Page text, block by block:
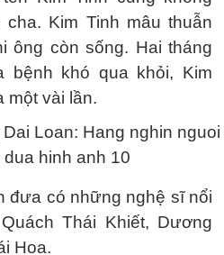
Kim Tinh mâu thuẫn
ông còn sống. Hai tháng
bệnh khó qua khỏi, Kim
một vài lần.
đưa có những nghệ sĩ nổi
Thái Khiết, Dương
Hoa.